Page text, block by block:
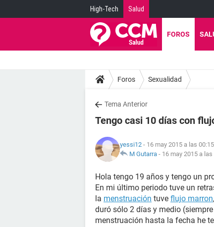
High-Tech Salud
FOROS
Foros Sexualidad
Tema Anterior
Tengo casi 10 días con
yessi12 - 16 may 2015 a las 00:15
M Gutarra - 16 may 2015 a las
Hola tengo 19 años y tengo un
En mi último periodo tuve un
la menstruación tuve flujo marron
duró sólo 2 días y medio
menstruación hasta la fecha he